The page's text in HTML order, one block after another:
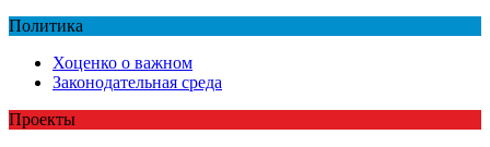
Политика
Хоценко о важном
Законодательная среда
Проекты